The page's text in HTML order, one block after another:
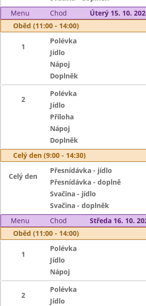
Menu
Chod
Úterý 15. 10.
Oběd (11:00 - 14:00)
1
Polévka
Jídlo
Nápoj
Doplněk
2
Polévka
Jídlo
Příloha
Nápoj
Doplněk
Celý den (9:00 - 14:30)
Celý den
Přesnídávka - jídlo
Přesnídávka - doplně
Svačina - jídlo
Svačina - doplněk
Menu
Chod
Středa 16. 10.
Oběd (11:00 - 14:00)
1
Polévka
Jídlo
Nápoj
2
Polévka
Jídlo